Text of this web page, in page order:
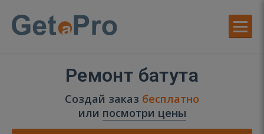
Ремонт батута
Создай заказ бесплатно
или посмотри цены